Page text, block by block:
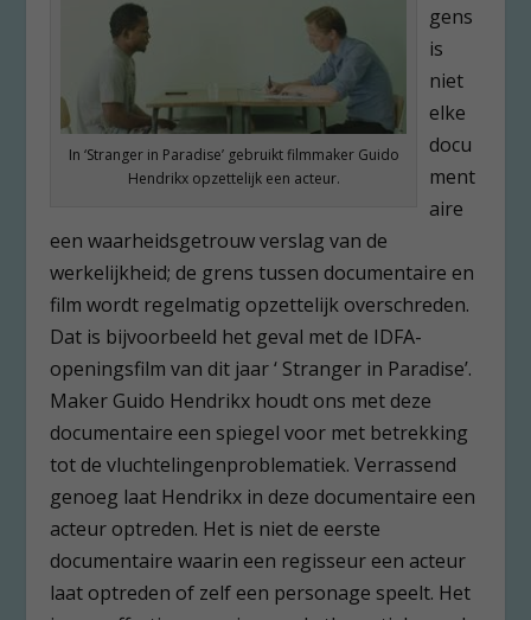
In ‘Stranger in Paradise’ gebruikt filmmaker Guido
Hendrikx opzettelijk een acteur.
gens
is
niet
elke
docu
ment
aire
een waarheidsgetrouw verslag van de
werkelijkheid; de grens tussen documentaire en
film wordt regelmatig opzettelijk overschreden.
Dat is bijvoorbeeld het geval met de IDFA-
openingsfilm van dit jaar ‘ Stranger in Paradise’.
Maker Guido Hendrikx houdt ons met deze
documentaire een spiegel voor met betrekking
tot de vluchtelingenproblematiek. Verrassend
genoeg laat Hendrikx in deze documentaire een
acteur optreden. Het is niet de eerste
documentaire waarin een regisseur een acteur
laat optreden of zelf een personage speelt. Het